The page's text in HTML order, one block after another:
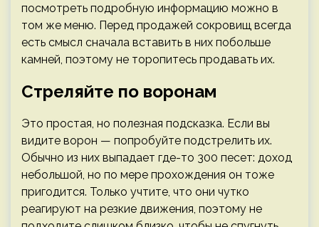
посмотреть подробную информацию можно в
том же меню. Перед продажей сокровищ всегда
есть смысл сначала вставить в них побольше
камней, поэтому не торопитесь продавать их.
Стреляйте по воронам
Это простая, но полезная подсказка. Если вы
видите ворон — попробуйте подстрелить их.
Обычно из них выпадает где-то 300 песет: доход
небольшой, но по мере прохождения он тоже
пригодится. Только учтите, что они чутко
реагируют на резкие движения, поэтому не